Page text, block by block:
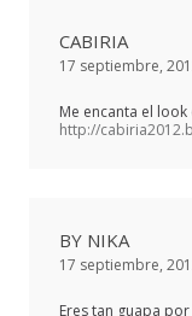
CABIRIA
17 septiembre,
Me encanta el
http://
BY NIKA
17 septiembre,
Eres tan guapa